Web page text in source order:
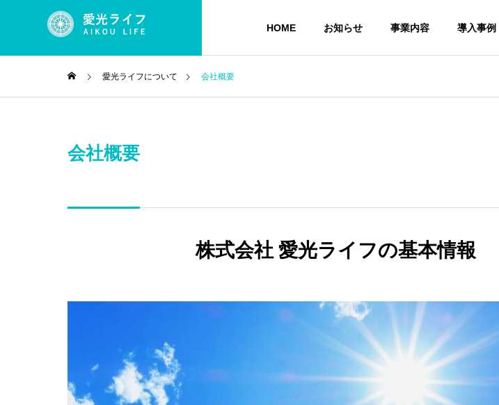
HOME お知らせ 事業内容 導入事例
SERVICE
産業用太陽光発電
System
住宅用太陽光
Power System
K社 テニスコート野立て 太陽
A社 複合ビル 太陽光発電シス
A社
COMPANY
グループ会社
GROUP
個人
Privacy
愛光ライフについて 会社概要
会社概要
株式会社 愛光ライフの基本情報